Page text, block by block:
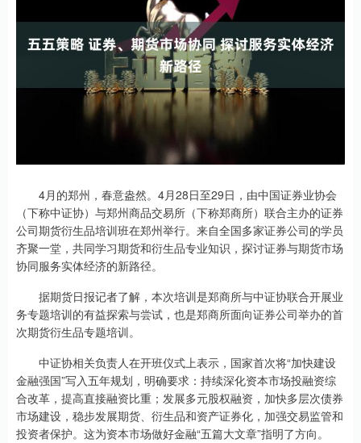
4月的郑州，春意盎然。4月28日至29日，由中国证券业协会
（下称中证协）与郑州商品交易所（下称郑商所）联合主办的证券
公司期货衍生品培训班在郑州举行。来自全国多家证券公司的学员
齐聚一堂，共同学习期货和衍生品专业知识，探讨证券与期货市场
协同服务实体经济的新路径。
据期货日报记者了解，本次培训是郑商所与中证协联合开展业
务专题培训的有益探索与尝试，也是郑商所面向证券公司举办的首
次期货衍生品专题培训。
中证协相关负责人在开班仪式上表示，国家首次将“加快建设
金融强国”写入五年规划，明确要求：持续深化资本市场投融资综
合改革，提高直接融资比重；发展多元股权融资，加快多层次债券
市场建设，稳步发展期货、衍生品和资产证券化，加强交易监管和
投资者保护。这为资本市场做好金融“五篇大文章”指明了方向。